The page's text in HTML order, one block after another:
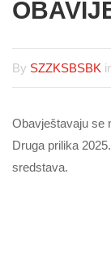
By SZZKSBSBK
Obavještavaju se
Druga prilika 2025.
sredstava.